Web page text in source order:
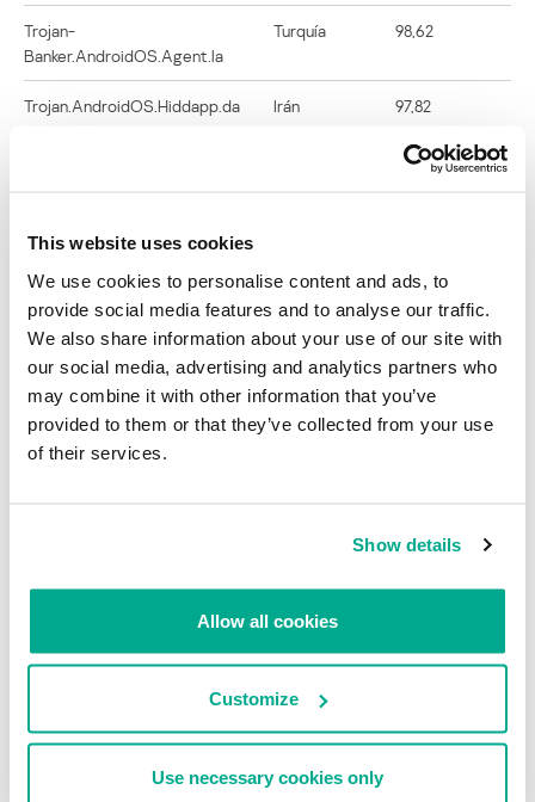
This website uses cookies
We use cookies to personalise content and ads, to
provide social media features and to analyse our traffic.
We also share information about your use of our site with
our social media, advertising and analytics partners who
may combine it with other information that you’ve
provided to them or that they’ve collected from your use
of their services.
Show details
Allow all cookies
Customize
Use necessary cookies only
Trojan-
Banker.AndroidOS.Agent.la
Turquía 98,62
Trojan.AndroidOS.Hiddapp.da Irán 97,82
96,95
Trojan-
Dropper.AndroidOS.Hqwar.hc
Trojan.AndroidOS.FakeGram.a Irán 95,73
SMS.AndroidOS.Agent.adr
Trojan.AndroidOS.Hiddapp.bn
88,28
Trojan.AndroidOS.Hiddapp.cg Irán
Trojan-
Japón 83,80